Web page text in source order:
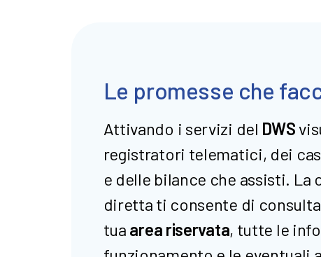
Le promesse che
Attivando i servizi del DWS
registratori telematici, dei
e delle bilance che assisti. La
diretta ti consente di
tua area riservata, tutte le